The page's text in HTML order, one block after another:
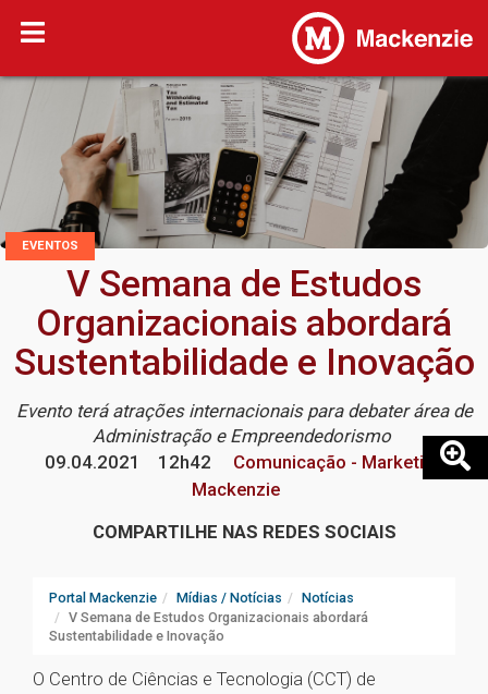
EVENTOS
V Semana de Estudos
Organizacionais abordará
Sustentabilidade e Inovação
Evento terá atrações internacionais para debater área de
Administração e Empreendedorismo
09.04.2021
12h42
Comunicação - Marketing
Mackenzie
COMPARTILHE NAS REDES SOCIAIS
Portal Mackenzie Mídias / Notícias
Notícias
V Semana de Estudos Organizacionais abordará
Sustentabilidade e Inovação
O Centro de Ciências e Tecnologia (CCT) de